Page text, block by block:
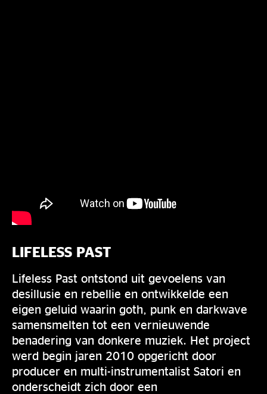
LIFELESS PAST
Lifeless Past ontstond uit gevoelens van
desillusie en rebellie en ontwikkelde een
eigen geluid waarin goth, punk en darkwave
samensmelten tot een vernieuwende
benadering van donkere muziek. Het project
werd begin jaren 2010 opgericht door
producer en multi-instrumentalist Satori en
onderscheidt zich door een